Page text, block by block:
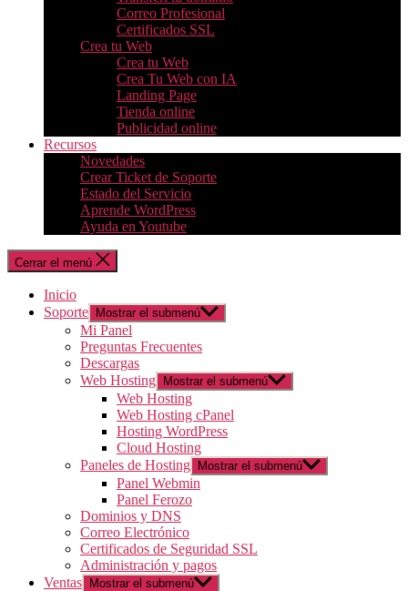
Correo Profesional
Certificados SSL
Crea tu Web
Crea tu Web
Crea Tu Web con IA
Landing Page
Tienda online
Publicidad online
Recursos
Novedades
Crear Ticket de Soporte
Estado del Servicio
Aprende WordPress
Ayuda en Youtube
Cerrar el menú
Inicio
Soporte
Mostrar el submenú
Mi Panel
Preguntas Frecuentes
Descargas
Web Hosting
Mostrar el submenú
Web Hosting
Web Hosting cPanel
Hosting WordPress
Cloud Hosting
Paneles de Hosting
Mostrar el submenú
Panel Webmin
Panel Ferozo
Dominios y DNS
Correo Electrónico
Certificados de Seguridad SSL
Administración y pagos
Ventas
Mostrar el submenú